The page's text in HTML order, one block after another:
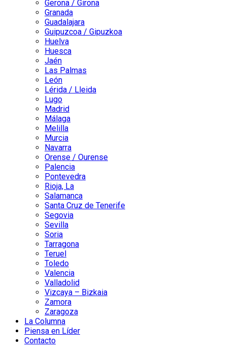
Gerona / Girona
Granada
Guadalajara
Guipuzcoa / Gipuzkoa
Huelva
Huesca
Jaén
Las Palmas
León
Lérida / Lleida
Lugo
Madrid
Málaga
Melilla
Murcia
Navarra
Orense / Ourense
Palencia
Pontevedra
Rioja, La
Salamanca
Santa Cruz de Tenerife
Segovia
Sevilla
Soria
Tarragona
Teruel
Toledo
Valencia
Valladolid
Vizcaya – Bizkaia
Zamora
Zaragoza
La Columna
Piensa en Líder
Contacto